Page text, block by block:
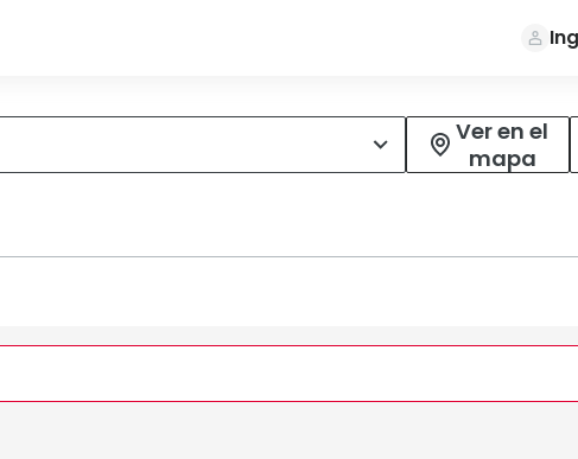
Ver en el
mapa